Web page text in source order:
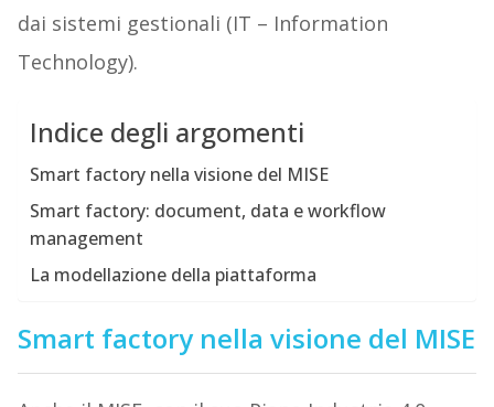
dai sistemi gestionali (IT – Information
Technology).
Indice degli argomenti
Smart factory nella visione del MISE
Smart factory: document, data e workflow
management
La modellazione della piattaforma
Smart factory nella visione del MISE